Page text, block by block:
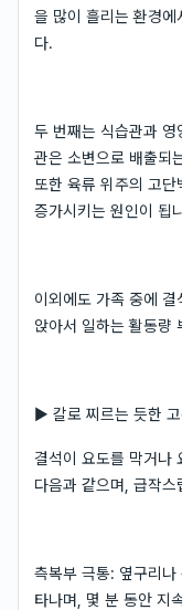
을 많이 흘리는 환경에
다.
두 번째는 식습관과
관은 소변으로 배출되
또한 육류 위주의 고
증가시키는 원인이 됩
이외에도 가족 중에
앉아서 일하는 활동량
▶ 칼로 찌르는 듯한
결석이 요도를 막거나
다음과 같으며, 급작
측복부 극통: 옆구리
타나며, 몇 분 동안 지